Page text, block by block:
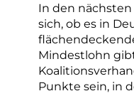
In den
sich, ob es in
Mindestlohn
Punkte sein, in